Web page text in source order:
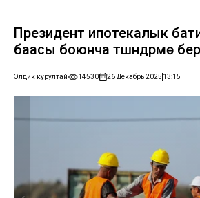
Президент ипотекалык
баасы боюнча түшүндүрмө
Элдик курултай 14530 26 Декабрь 2025 13:15